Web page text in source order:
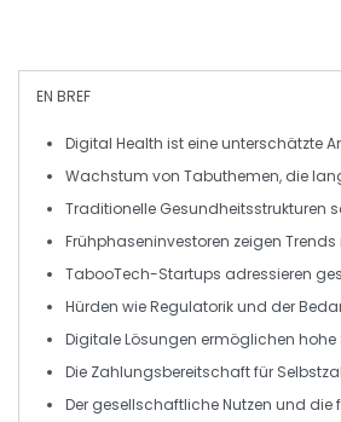
EN BREF
Digital Health ist eine unterschätzte
Wachstum von Tabuthemen, die
Traditionelle Gesundheitsstrukturen
Frühphaseninvestoren zeigen Trends
TabooTech-Startups adressieren
Hürden wieRegulatorikund der
Digitale Lösungen ermöglichen hohe
Die Zahlungsbereitschaft für
Der gesellschaftliche Nutzen und die